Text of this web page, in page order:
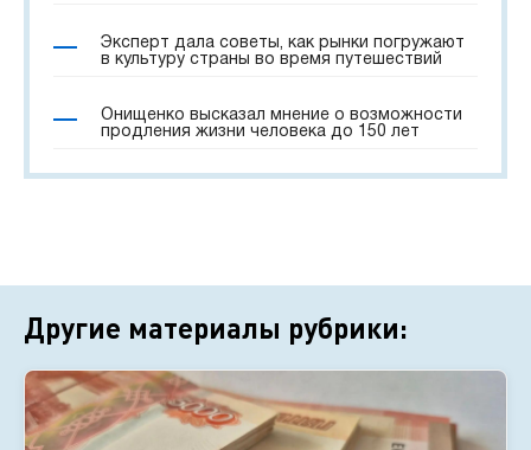
Эксперт дала советы, как рынки погружают
в культуру страны во время путешествий
Онищенко высказал мнение о возможности
продления жизни человека до 150 лет
Другие материалы рубрики: